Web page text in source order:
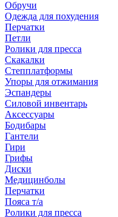
Обручи
Одежда для похудения
Перчатки
Петли
Ролики для пресса
Скакалки
Степплатформы
Упоры для отжимания
Эспандеры
Силовой инвентарь
Аксессуары
Бодибары
Гантели
Гири
Грифы
Диски
Медицинболы
Перчатки
Пояса т/а
Ролики для пресса